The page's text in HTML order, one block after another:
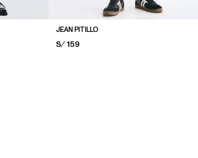
JEAN PITILLO
PRICE:
S/ 159